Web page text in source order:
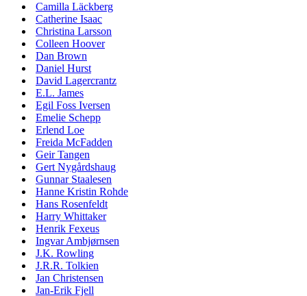
Camilla Läckberg
Catherine Isaac
Christina Larsson
Colleen Hoover
Dan Brown
Daniel Hurst
David Lagercrantz
E.L. James
Egil Foss Iversen
Emelie Schepp
Erlend Loe
Freida McFadden
Geir Tangen
Gert Nygårdshaug
Gunnar Staalesen
Hanne Kristin Rohde
Hans Rosenfeldt
Harry Whittaker
Henrik Fexeus
Ingvar Ambjørnsen
J.K. Rowling
J.R.R. Tolkien
Jan Christensen
Jan-Erik Fjell